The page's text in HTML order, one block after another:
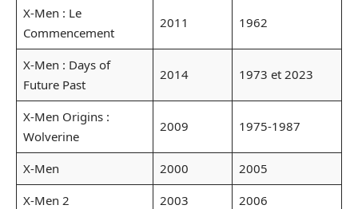
X-Men : Le
Commencement
2011 1962
X-Men : Days of
Future Past
2014 1973 et 2023
X-Men Origins :
Wolverine
2009 1975-1987
X-Men 2000
2005
X-Men 2
2003
2006